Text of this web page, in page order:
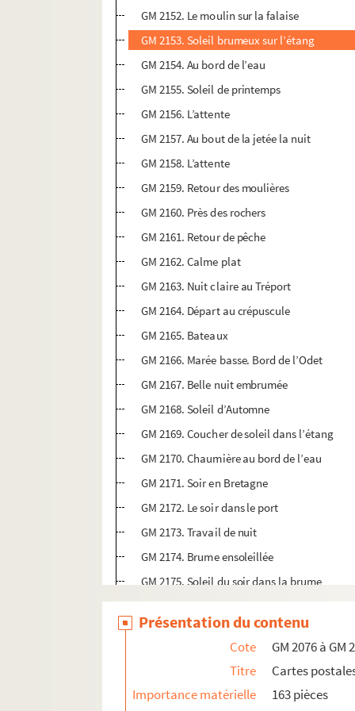
GM 2152. Le moulin sur la falaise
GM 2153. Soleil brumeux sur l’étang
GM 2154. Au bord de l’eau
GM 2155. Soleil de printemps
GM 2156. L’attente
GM 2157. Au bout de la jetée la nuit
GM 2158. L’attente
GM 2159. Retour des moulières
GM 2160. Près des rochers
GM 2161. Retour de pêche
GM 2162. Calme plat
GM 2163. Nuit claire au Tréport
GM 2164. Départ au crépuscule
GM 2165. Bateaux
GM 2166. Marée basse. Bord de l’Odet
GM 2167. Belle nuit embrumée
GM 2168. Soleil d’Automne
GM 2169. Coucher de soleil dans l’étang
GM 2170. Chaumière au bord de l’eau
GM 2171. Soir en Bretagne
GM 2172. Le soir dans le port
GM 2173. Travail de nuit
GM 2174. Brume ensoleillée
GM 2175. Soleil du soir dans la brume
GM 2176. Rayons dorés
GM 2177. Nuit calme dans le marais
GM 2178. Pêcheuses en bord de mer
GM 2179. Inquiétude
GM 2180. Les Goëmons
Présentation du contenu
Cote
GM 2076 à GM
Titre
Cartes
Importance matérielle
163 pièces